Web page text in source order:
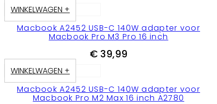
WINKELWAGEN +
Macbook A2452 USB-C 140W adapter voor
Macbook Pro M3 Pro 16 inch
€ 39,99
WINKELWAGEN +
Macbook A2452 USB-C 140W adapter voor
Macbook Pro M2 Max 16 inch A2780